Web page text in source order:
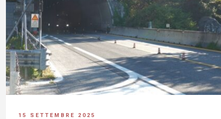
15 SETTEMBRE 2025